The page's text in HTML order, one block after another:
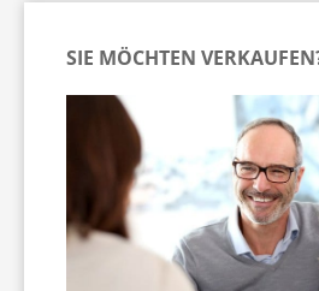
Die Besichtigung
Immobilienrente Ratgeber
Scheidungsimmobilie Ratgeber
Verkauf einer vermieteten Wohnung
Wohnen im Alter
News
Widerrufsbelehrung
SIE MÖCHTEN